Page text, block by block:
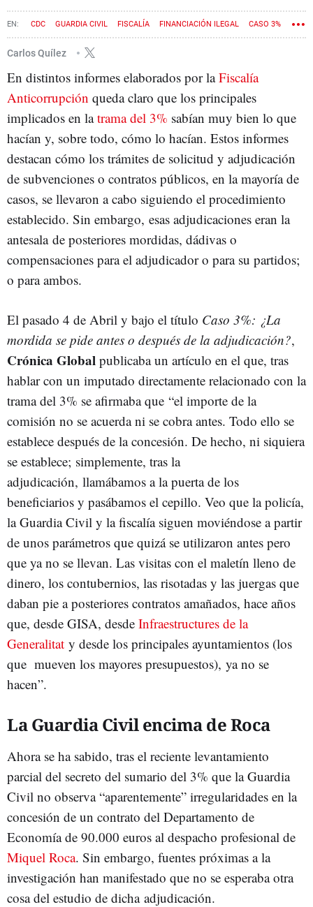
CDC GUARDIA CIVIL FISCALÍA FINANCIACIÓN ILEGAL CASO 3%
ROCA JUNYENT
Carlos Quílez
En distintos informes elaborados por laFiscalía
Anticorrupción queda claro que los principales
implicados en latrama del 3% sabían muy bien lo que
hacían y, sobre todo, cómo lo hacían. Estos informes
destacan cómo los trámites de solicitud y adjudicación
de subvenciones o contratos públicos, en la mayoría de
casos, se llevaron a cabo siguiendo el procedimiento
establecido. Sin embargo, esas adjudicaciones eran la
antesala de posteriores mordidas, dádivas o
compensaciones para el adjudicador o para su partidos;
o para ambos.
El pasado 4 de Abril y bajo el título Caso 3%: ¿La
mordida se pide antes o después de la adjudicación?,
Crónica Global publicaba un artículo en el que, tras
hablar con un imputado directamente relacionado con la
trama del 3% se afirmaba que “el importe de la
comisión no se acuerda ni se cobra antes. Todo ello se
establece después de la concesión. De hecho, ni siquiera
se establece; simplemente, tras la
adjudicación, llamábamos a la puerta de los
beneficiarios y pasábamos el cepillo. Veo que la policía,
la Guardia Civil y la fiscalía siguen moviéndose a partir
de unos parámetros que quizá se utilizaron antes pero
que ya no se llevan. Las visitas con el maletín lleno de
dinero, los contubernios, las risotadas y las juergas que
daban pie a posteriores contratos amañados, hace años
que, desde GISA, desde Infraestructures de la
Generalitat y desde los principales ayuntamientos (los
que mueven los mayores presupuestos), ya no se
hacen”.
La Guardia Civil encima de Roca
Ahora se ha sabido, tras el reciente levantamiento
parcial del secreto del sumario del 3% que la Guardia
Civil no observa “aparentemente” irregularidades en la
concesión de un contrato del Departamento de
Economía de 90.000 euros al despacho profesional de
Miquel Roca. Sin embargo, fuentes próximas a la
investigación han manifestado que no se esperaba otra
cosa del estudio de dicha adjudicación.